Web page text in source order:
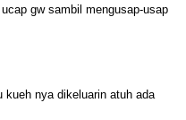
gw sambil mengusap-usap
nya dikeluarin atuh ada